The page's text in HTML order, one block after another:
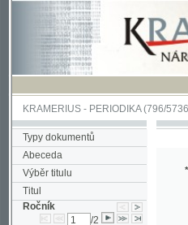
KRAMERIUS-PERIODIKA(796/
Typy dokumentů
Abeceda
Výběr titulu
Titul
Ročník
/2
Výtisk
*